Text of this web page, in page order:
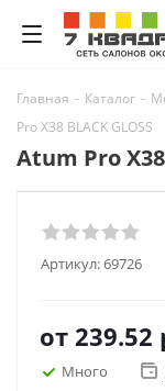
Главная - Каталог -
Pro Х38 BLACK GLOSS
Atum Pro Х38
Артикул:69726
от 239.52
Много